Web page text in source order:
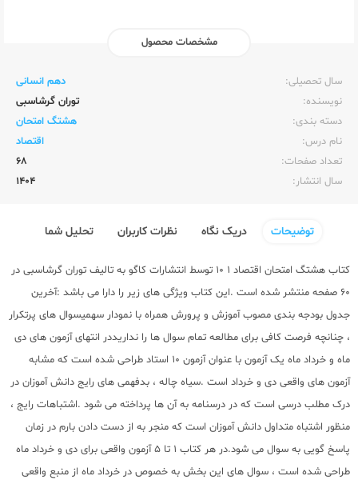
مشخصات محصول
سال تحصیلی:‌
دهم انسانی
نویسنده:‌
توران گرشاسبی
دسته بندی:
هشتگ امتحان
نام درس:
اقتصاد
تعداد صفحات:‌
68
سال انتشار:‌
1404
توضیحات دریک نگاه نظرات کاربران تحلیل شما
کتاب هشتگ امتحان اقتصاد 1 10 توسط انتشارات کاگو به تالیف توران گرشاسبی در
60 صفحه منتشر شده است .این کتاب ویژگی های زیر را دارا می باشد :آخرین
جدول بودجه بندی مصوب آموزش و پرورش همراه با نمودار سهمیسوال های پرتکرار
، چنانچه فرصت کافی برای مطالعه تمام سوال ها را نداریددر انتهای آزمون های دی
ماه و خرداد ماه یک آزمون با عنوان آزمون ۱۰ استاد طراحی شده است که مشابه
آزمون های واقعی دی و خرداد است .سیاه چاله ، بدفهمی های رایج دانش آموزان در
درک مطلب درسی است که در درسنامه به آن ها پرداخته می شود .اشتباهات رایج ،
منظور اشتباه متداول دانش آموزان است که منجر به از دست دادن بارم در زمان
پاسخ گویی به سوال می شود.در هر کتاب ۱ تا ۵ آزمون واقعی برای دی و خرداد ماه
طراحی شده است ، سوال های این بخش به خصوص در خرداد ماه از منبع واقعی